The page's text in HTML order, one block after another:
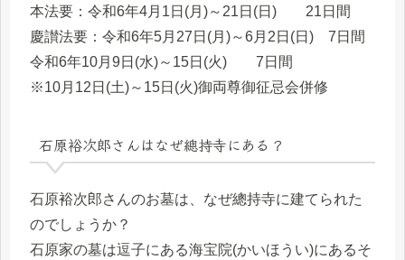
本法要：令和6年4月1日(月)～21日(日) 21日間
慶讃法要：令和6年5月27日(月)～6月2日(日) 7日間
令和6年10月9日(水)～15日(火) 7日間
※10月12日(土)～15日(火)御両尊御征忌会併修
石原裕次郎さんはなぜ總持寺にある？
石原裕次郎さんのお墓は、なぜ總持寺に建てられた
のでしょうか？
石原家の墓は逗子にある海宝院(かいほうい)にあるそ